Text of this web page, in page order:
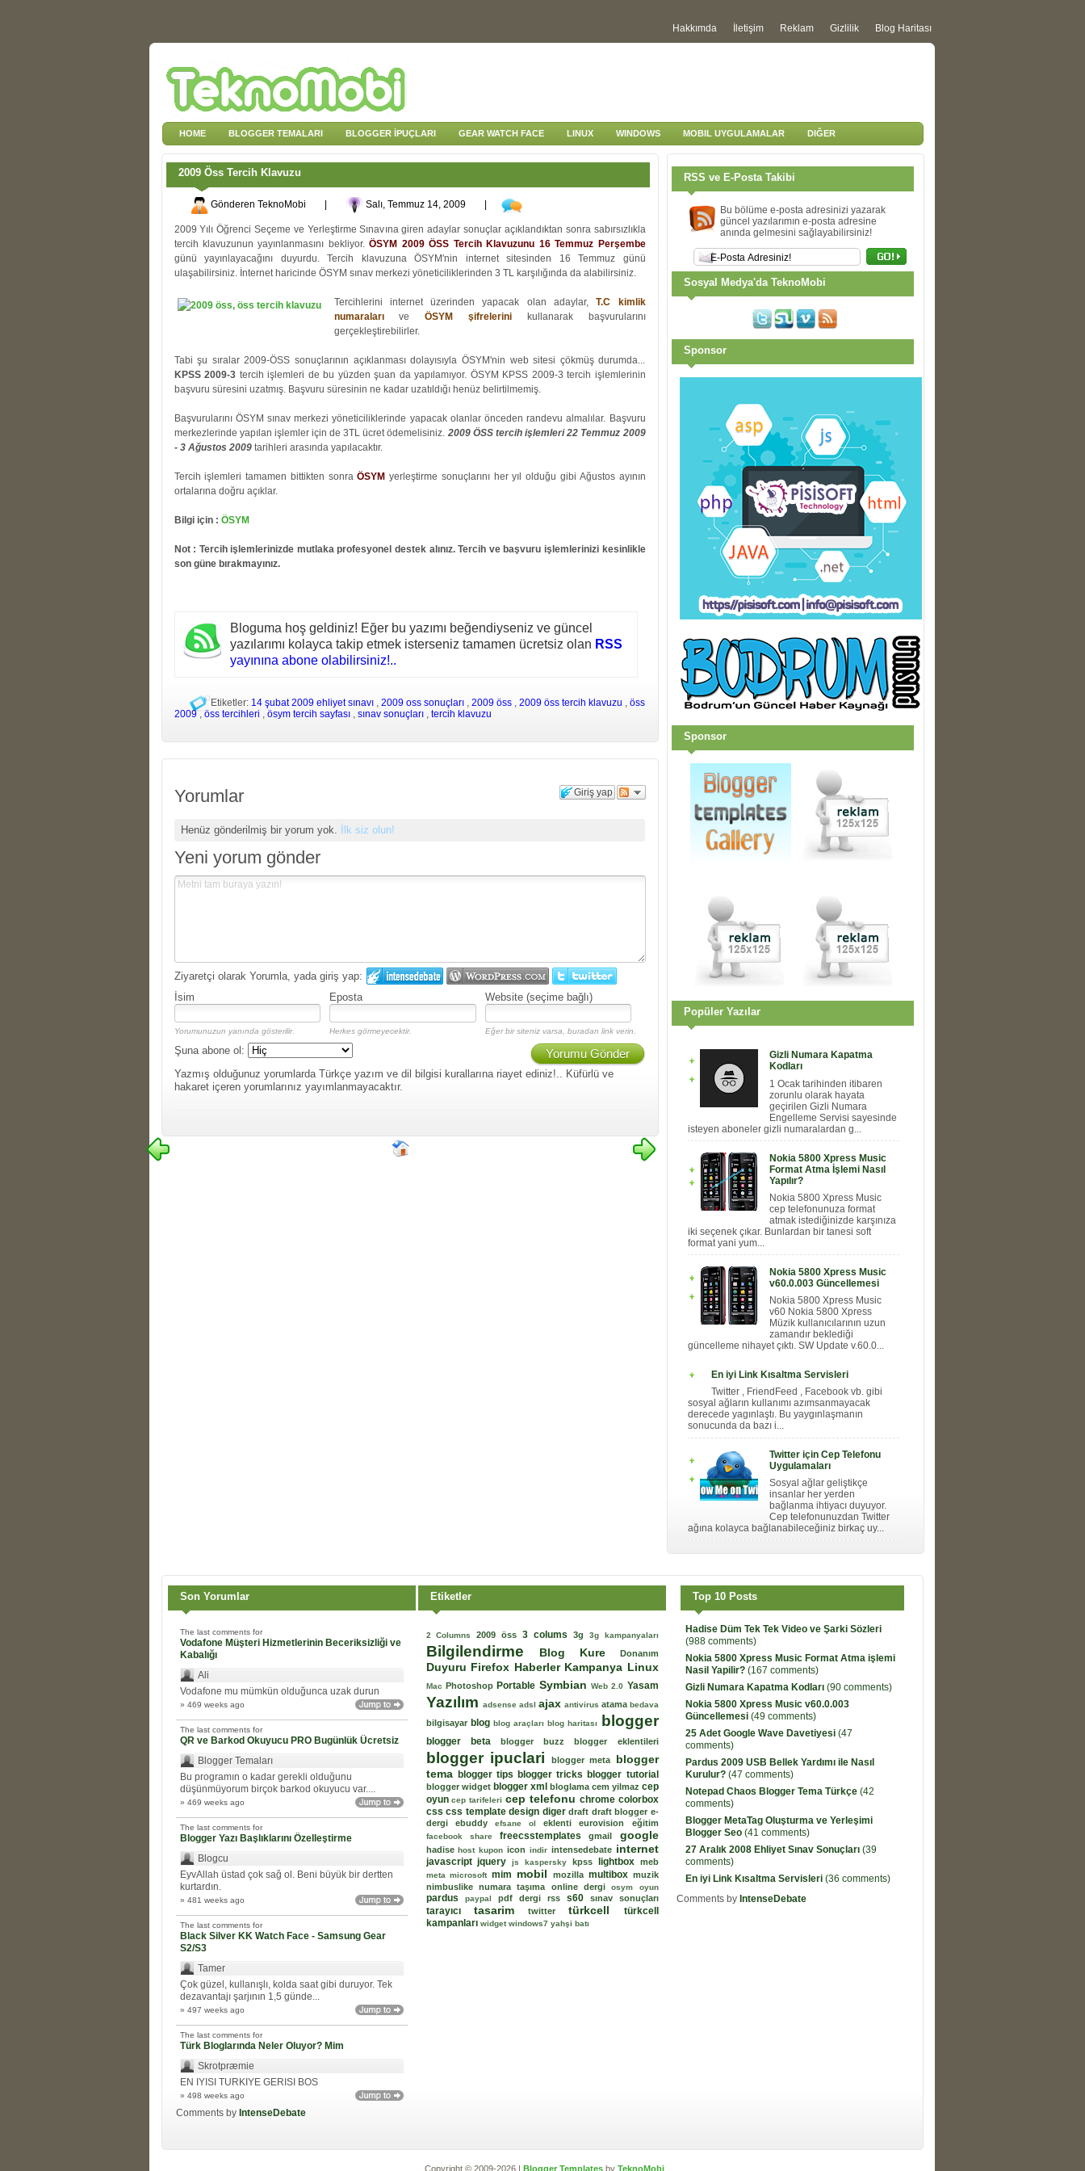
Hakkımda İletişim Reklam Gizlilik Blog Haritası
HOME BLOGGER TEMALARI BLOGGER İPUÇLARI GEAR WATCH FACE LINUX WINDOWS MOBIL UYGULAMALAR DIĞER
2009 Öss Tercih Klavuzu
Gönderen TeknoMobi Salı, Temmuz 14, 2009
2009 Yılı Öğrenci Seçeme ve Yerleştirme Sınavına giren adaylar sonuçlar açıklandıktan sonra sabırsızlıkla
tercih klavuzunun yayınlanmasını bekliyor.ÖSYM 2009 ÖSS Tercih Klavuzunu 16 Temmuz Perşembe
günü yayınlayacağını duyurdu. Tercih klavuzuna ÖSYM'nin internet sitesinden 16 Temmuz günü
ulaşabilirsiniz. İnternet haricinde ÖSYM sınav merkezi yöneticiliklerinden 3 TL karşılığında da alabilirsiniz.
Tercihlerini internet üzerinden yapacak olan adaylar,T.C kimlik
numaralarıveÖSYM şifrelerinikullanarak başvurularını
gerçekleştirebilirler.
Tabi şu sıralar 2009-ÖSS sonuçlarının açıklanması dolayısıyla ÖSYM'nin web sitesi çökmüş durumda...
KPSS 2009-3 tercih işlemleri de bu yüzden şuan da yapılamıyor. ÖSYM KPSS 2009-3 tercih işlemlerinin
başvuru süresini uzatmış. Başvuru süresinin ne kadar uzatıldığı henüz belirtilmemiş.
Başvurularını ÖSYM sınav merkezi yöneticiliklerinde yapacak olanlar önceden randevu almalılar. Başvuru
merkezlerinde yapılan işlemler için de 3TL ücret ödemelisiniz. 2009 ÖSS tercih işlemleri 22 Temmuz 2009
- 3 Ağustos 2009tarihleri arasında yapılacaktır.
Tercih işlemleri tamamen bittikten sonraÖSYM yerleştirme sonuçlarını her yıl olduğu gibi Ağustos ayının
ortalarına doğru açıklar.
Bilgi için : ÖSYM
Not : Tercih işlemlerinizde mutlaka profesyonel destek alınız. Tercih ve başvuru işlemlerinizi kesinlikle
son güne bırakmayınız.
Bloguma hoş geldiniz! Eğer bu yazımı beğendiyseniz ve güncel
yazılarımı kolayca takip etmek isterseniz tamamen ücretsiz olan RSS
yayınına abone olabilirsiniz!..
Etiketler: 14 şubat 2009 ehliyet sınavı , 2009 oss sonuçları , 2009 öss , 2009 öss tercih klavuzu , öss
2009 , öss tercihleri , ösym tercih sayfası , sınav sonuçları , tercih klavuzu
Giriş yap
Yorumlar
Henüz gönderilmiş bir yorum yok. İlk siz olun!
Yeni yorum gönder
Ziyaretçi olarak Yorumla, yada giriş yap:
İsim
Eposta Website (seçime bağlı)
Yorumunuzun yanında gösterilir. Herkes görmeyecektir. Eğer bir siteniz varsa, buradan link verin.
Yorumu Gönder
Şuna abone ol:
Yazmış olduğunuz yorumlarda Türkçe yazım ve dil bilgisi kurallarına riayet ediniz!.. Küfürlü ve
hakaret içeren yorumlarınız yayımlanmayacaktır.
RSS ve E-Posta Takibi
Bu bölüme e-posta adresinizi yazarak
güncel yazılarımın e-posta adresine
anında gelmesini sağlayabilirsiniz!
Sosyal Medya'da TeknoMobi
Sponsor
Sponsor
Popüler Yazılar
Gizli Numara Kapatma
Kodları
1 Ocak tarihinden itibaren
zorunlu olarak hayata
geçirilen Gizli Numara
Engelleme Servisi sayesinde
isteyen aboneler gizli numaralardan g...
Nokia 5800 Xpress Music
Format Atma İşlemi Nasıl
Yapılır?
Nokia 5800 Xpress Music
cep telefonunuza format
atmak istediğinizde karşınıza
iki seçenek çıkar. Bunlardan bir tanesi soft
format yani yum...
Nokia 5800 Xpress Music
v60.0.003 Güncellemesi
Nokia 5800 Xpress Music
v60 Nokia 5800 Xpress
Müzik kullanıcılarının uzun
zamandır beklediği
güncelleme nihayet çıktı. SW Update v.60.0...
En iyi Link Kısaltma Servisleri
Twitter , FriendFeed , Facebook vb. gibi
sosyal ağların kullanımı azımsanmayacak
derecede yagınlaştı. Bu yaygınlaşmanın
sonucunda da bazı i...
Twitter için Cep Telefonu
Uygulamaları
Sosyal ağlar geliştikçe
insanlar her yerden
bağlanma ihtiyacı duyuyor.
Cep telefonunuzdan Twitter
ağına kolayca bağlanabileceğiniz birkaç uy...
Son Yorumlar
The last comments for
Vodafone Müşteri Hizmetlerinin Beceriksizliği ve
Kabalığı
Ali
Vodafone mu mümkün olduğunca uzak durun
» 469 weeks ago
The last comments for
QR ve Barkod Okuyucu PRO Bugünlük Ücretsiz
Blogger Temaları
Bu programın o kadar gerekli olduğunu
düşünmüyorum birçok barkod okuyucu var....
» 469 weeks ago
The last comments for
Blogger Yazı Başlıklarını Özelleştirme
Blogcu
EyvAllah üstad çok sağ ol. Beni büyük bir dertten
kurtardın.
» 481 weeks ago
The last comments for
Black Silver KK Watch Face - Samsung Gear
S2/S3
Tamer
Çok güzel, kullanışlı, kolda saat gibi duruyor. Tek
dezavantajı şarjının 1,5 günde...
» 497 weeks ago
The last comments for
Türk Bloglarında Neler Oluyor? Mim
Skrotpræmie
EN IYISI TURKIYE GERISI BOS
» 498 weeks ago
Comments by IntenseDebate
Etiketler
2 Columns2009 öss 3 colums 3g 3g kampanyaları
Bilgilendirme Blog Kure Donanım
Duyuru Firefox Haberler Kampanya Linux
Mac Photoshop Portable Symbian Web 2.0 Yasam
Yazılım adsense adsl ajax antivirus atama bedava
bilgisayar blog blog araçlarıblog haritası blogger
blogger beta blogger buzzblogger eklentileri
blogger ipuclari blogger meta
blogger
tema blogger tipsblogger tricksblogger tutorial
blogger widget blogger xml bloglama cem yilmaz cep
oyuncep tarifelericep telefonu chrome colorbox
css css template design diger draft draft blogger e-
dergi ebuddy efsane oleklentieurovision eğitim
facebook share freecsstemplatesgmail google
hadisehost kuponicon indir intensedebate internet
javascriptjqueryjskaspersky kpss lightbox meb
metamicrosoftmim mobil mozilla multibox muzik
nimbuslike numara taşıma online dergiosym oyun
pardus paypal pdf dergi rss s60 sınav sonuçları
tarayıcı tasarim twittertürkcell
türkcell
kampanları widgetwindows7 yahşi batı
Top 10 Posts
Hadise Düm Tek Tek Video ve Şarki Sözleri
(988 comments)
Nokia 5800 Xpress Music Format Atma işlemi
Nasil Yapilir?(167 comments)
Gizli Numara Kapatma Kodları(90 comments)
Nokia 5800 Xpress Music v60.0.003
Güncellemesi(49 comments)
25 Adet Google Wave Davetiyesi(47
comments)
Pardus 2009 USB Bellek Yardımı ile Nasıl
Kurulur?(47 comments)
Notepad Chaos Blogger Tema Türkçe(42
comments)
Blogger MetaTag Oluşturma ve Yerleşimi
Blogger Seo(41 comments)
27 Aralık 2008 Ehliyet Sınav Sonuçları(39
comments)
En iyi Link Kısaltma Servisleri(36 comments)
Comments by IntenseDebate
Copyright © 2009-2026 | Blogger Templates by TeknoMobi